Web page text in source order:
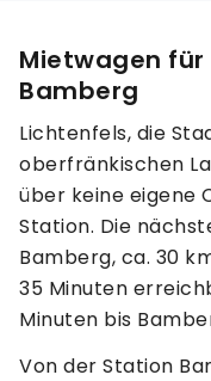
Mietwagen
Bamberg
Lichtenfels, die
oberfränkischen
über keine eigene
Station. Die
Bamberg, ca. 30
35 Minuten
Minuten bis
Von der Station